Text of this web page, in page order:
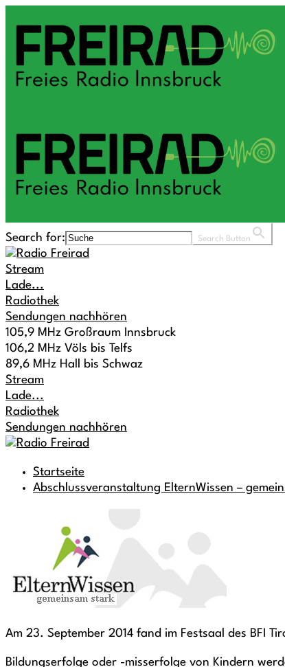
Search for: Search Button
Stream
Lade...
Radiothek
Sendungen nachhören
105,9 MHz Großraum Innsbruck
106,2 MHz Völs bis Telfs
89,6 MHz Hall bis Schwaz
Stream
Lade...
Radiothek
Sendungen nachhören
Startseite
Abschlussveranstaltung ElternWissen –
Am 23. September 2014 fand im Festsaal des BFI
Bildungserfolge oder -misserfolge von Kindern